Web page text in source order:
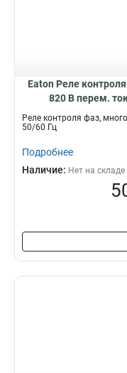
Eaton Реле
820 В перем.
Реле контроля фаз,
50/60 Гц
Подробнее
Наличие: Нет на складе